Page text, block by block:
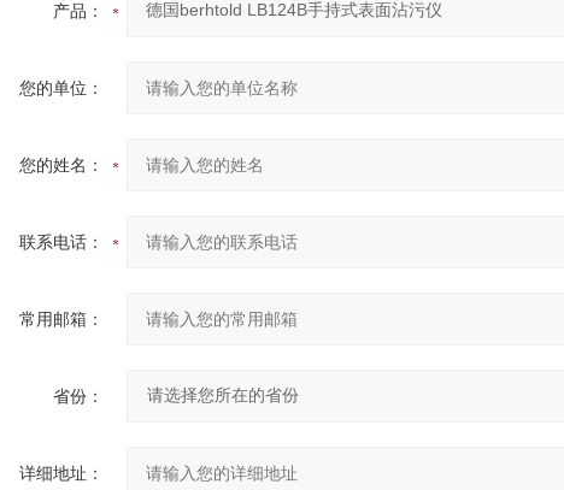
产品：
您的单位：
您的姓名：
联系电话：
常用邮箱：
省份：
详细地址：